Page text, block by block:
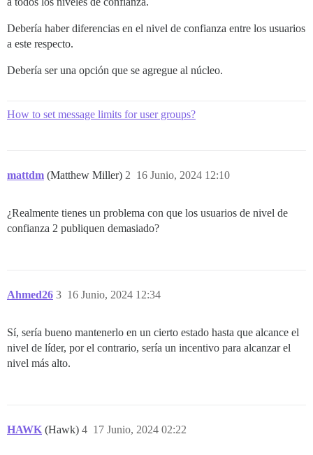
Debería haber diferencias en el nivel de confianza entre los usuarios
a este respecto.
Debería ser una opción que se agregue al núcleo.
How to set message limits for user groups?
mattdm (Matthew Miller) 16 Junio, 2024 12:10
2
¿Realmente tienes un problema con que los usuarios de nivel de
confianza 2 publiquen demasiado?
Ahmed26 16 Junio, 2024 12:34
3
Sí, sería bueno mantenerlo en un cierto estado hasta que alcance el
nivel de líder, por el contrario, sería un incentivo para alcanzar el
nivel más alto.
HAWK (Hawk) 17 Junio, 2024 02:22
4